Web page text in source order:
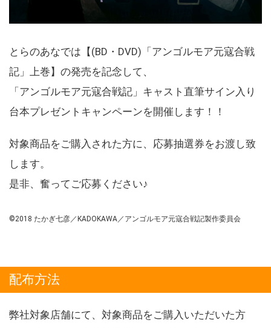
とらのあなでは【(BD・DVD)「アンゴルモア元寇合戦
記」上巻】の発売を記念して、
「アンゴルモア元寇合戦記」キャスト直筆サイン入り
台本プレゼントキャンペーンを開催します！！
対象商品をご購入された方に、応募抽選券をお渡し致
します。
是非、奮ってご応募ください♪
©2018 たかぎ七彦／KADOKAWA／アンゴルモア元寇合戦記製作委員会
配布方法
弊社対象店舗にて、対象商品をご購入いただいた方